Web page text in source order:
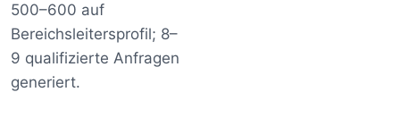
500–600 auf
Bereichsleitersprofil; 8–
9 qualifizierte Anfragen
generiert.